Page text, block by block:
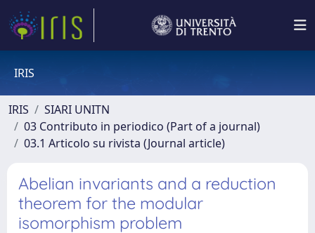
IRIS
IRIS
SIARI UNITN
03 Contributo in periodico (Part of a journal)
03.1 Articolo su rivista (Journal article)
Abelian invariants and a reduction
theorem for the modular
isomorphism problem